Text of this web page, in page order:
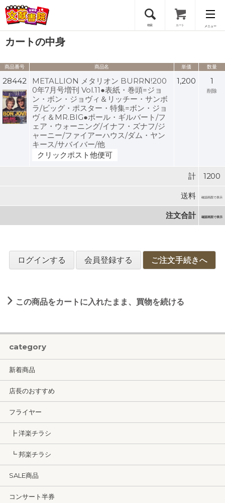
検索 カート メニュー
会員登録
ログイン
カートの中身
商品番号 商品名 単価 数量
28442
METALLION メタリオン BURRN!200
0年7月号増刊 Vol.11●表紙・巻頭=ジョ
ン・ボン・ジョヴィ＆リッチー・サンボ
ラ/ビッグ・ポスター・特集=ボン・ジョ
ヴィ＆MR.BIG●ポール・ギルバート/フ
ェア・ウォーニング/イナフ・ズナフ/ジ
ャーニー/ファイアーハウス/ダム・ヤン
キース/サバイバー/他
クリックポスト他便可
1,200 1
削除
計 1200
送料 確認画面で表示
注文合計 確認画面で表示
ログインする 会員登録する ご注文手続きへ
この商品をカートに入れたまま、買物を続ける
category
新着商品
店長のおすすめ
フライヤー
┣ 洋楽チラシ
┗ 邦楽チラシ
SALE商品
コンサート半券